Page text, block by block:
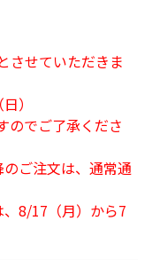
させていただきま
）
のでご了承くださ
ご注文は、通常通
8/17（月）から7